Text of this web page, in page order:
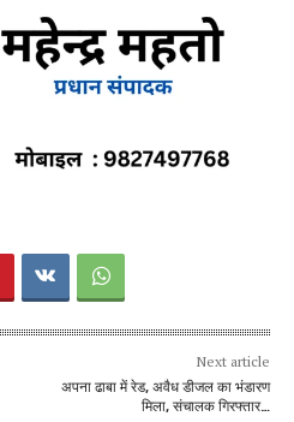
Next article
अपना ढाबा में रेड, अवैध डीजल का भंडारण
मिला, संचालक गिरफ्तार…